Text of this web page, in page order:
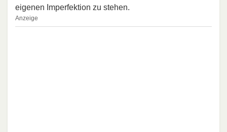
eigenen Imperfektion zu stehen.
Anzeige